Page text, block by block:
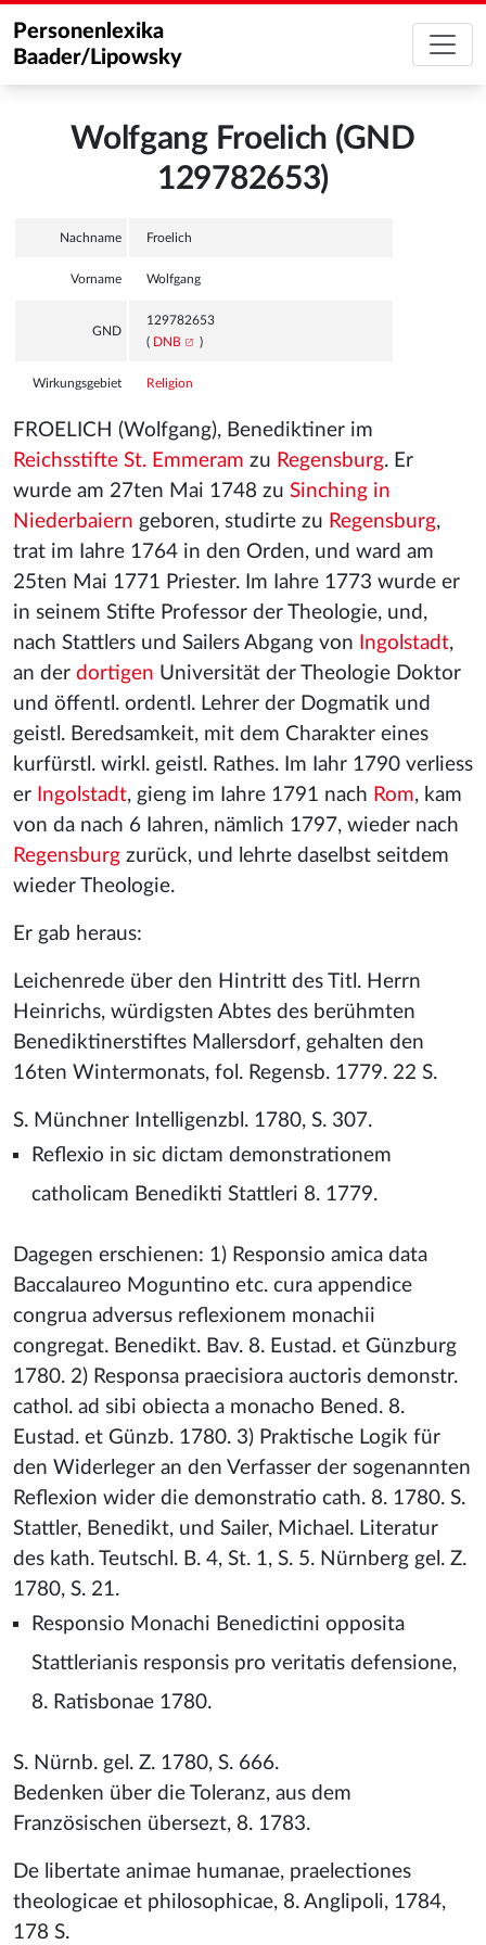
Personenlexika
Baader/Lipowsky
Wolfgang Froelich (GND
129782653)
Nachname Froelich
Vorname Wolfgang
GND
129782653
( DNB )
Wirkungsgebiet Religion
FROELICH (Wolfgang), Benediktiner im
Reichsstifte St. Emmeram zu Regensburg. Er
wurde am 27ten Mai 1748 zu Sinching in
Niederbaiern geboren, studirte zu Regensburg,
trat im Iahre 1764 in den Orden, und ward am
25ten Mai 1771 Priester. Im Iahre 1773 wurde er
in seinem Stifte Professor der Theologie, und,
nach Stattlers und Sailers Abgang von
Ingolstadt,
an der dortigen Universität der Theologie Doktor
und öffentl. ordentl. Lehrer der Dogmatik und
geistl. Beredsamkeit, mit dem Charakter eines
kurfürstl. wirkl. geistl. Rathes. Im Iahr 1790 verliess
er Ingolstadt, gieng im Iahre 1791 nach Rom, kam
von da nach 6 Iahren, nämlich 1797, wieder nach
Regensburg zurück, und lehrte daselbst seitdem
wieder Theologie.
Er gab heraus:
Leichenrede über den Hintritt des Titl. Herrn
Heinrichs, würdigsten Abtes des berühmten
Benediktinerstiftes Mallersdorf, gehalten den
16ten Wintermonats, fol. Regensb. 1779. 22 S.
S. Münchner Intelligenzbl. 1780, S. 307.
Reflexio in sic dictam demonstrationem
catholicam Benedikti Stattleri 8. 1779.
Dagegen erschienen: 1) Responsio amica data
Baccalaureo Moguntino etc. cura appendice
congrua adversus reflexionem monachii
congregat. Benedikt. Bav. 8. Eustad. et Günzburg
1780. 2) Responsa praecisiora auctoris demonstr.
cathol. ad sibi obiecta a monacho Bened. 8.
Eustad. et Günzb. 1780. 3) Praktische Logik für
den Widerleger an den Verfasser der sogenannten
Reflexion wider die demonstratio cath. 8. 1780. S.
Stattler, Benedikt, und Sailer, Michael. Literatur
des kath. Teutschl. B. 4, St. 1, S. 5. Nürnberg gel. Z.
1780, S. 21.
Responsio Monachi Benedictini opposita
Stattlerianis responsis pro veritatis defensione,
8. Ratisbonae 1780.
S. Nürnb. gel. Z. 1780, S. 666.
Bedenken über die Toleranz, aus dem
Französischen übersezt, 8. 1783.
De libertate animae humanae, praelectiones
theologicae et philosophicae, 8. Anglipoli, 1784,
178 S.